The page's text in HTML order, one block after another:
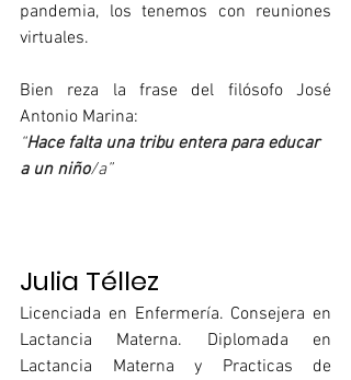
pandemia, los tenemos con reuniones
virtuales.
Bien reza la frase del filósofo José
Antonio Marina:
“Hace falta una tribu entera para educar
a un niño/a”
Julia Téllez
Licenciada en Enfermería. Consejera en
Lactancia Materna. Diplomada en
Lactancia Materna y Practicas de